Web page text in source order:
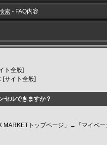
索 - FAQ内容
ト全般]
[サイト全般]
セルできますか？
MARKETトップページ」→「マイペ